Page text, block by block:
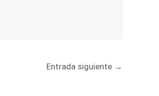
Entrada siguiente →